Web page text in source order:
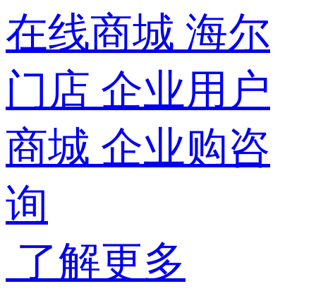
在线商城 海尔
门店 企业用户
商城 企业购咨
询
了解更多